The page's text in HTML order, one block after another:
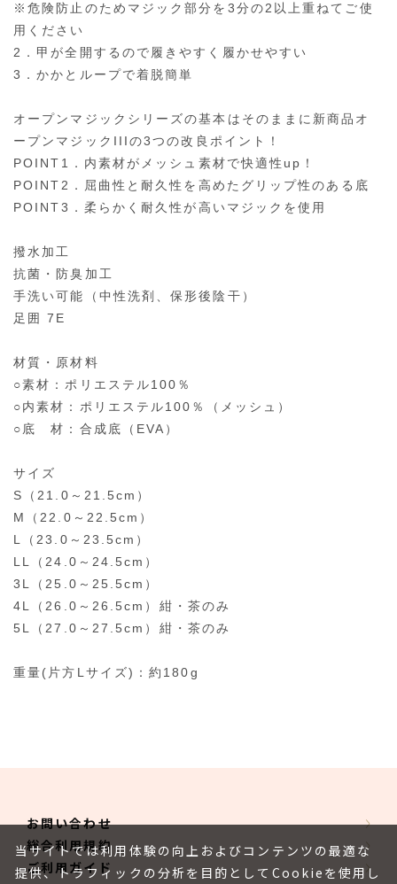
※危険防止のためマジック部分を3分の2以上重ねてご使
用ください
2．甲が全開するので履きやすく履かせやすい
3．かかとループで着脱簡単
オープンマジックシリーズの基本はそのままに新商品オ
ープンマジックIIIの3つの改良ポイント！
POINT1．内素材がメッシュ素材で快適性up！
POINT2．屈曲性と耐久性を高めたグリップ性のある底
POINT3．柔らかく耐久性が高いマジックを使用
撥水加工
抗菌・防臭加工
手洗い可能（中性洗剤、保形後陰干）
足囲 7E
材質・原材料
○素材：ポリエステル100％
○内素材：ポリエステル100％（メッシュ）
○底 材：合成底（EVA）
サイズ
S（21.0～21.5cm）
M（22.0～22.5cm）
L（23.0～23.5cm）
LL（24.0～24.5cm）
3L（25.0～25.5cm）
4L（26.0～26.5cm）紺・茶のみ
5L（27.0～27.5cm）紺・茶のみ
重量(片方Lサイズ)：約180g
お問い合わせ
総合利用規約
ご利用ガイド
当サイトでは利用体験の向上およびコンテンツの最適な
提供、トラフィックの分析を目的としてCookieを使用し